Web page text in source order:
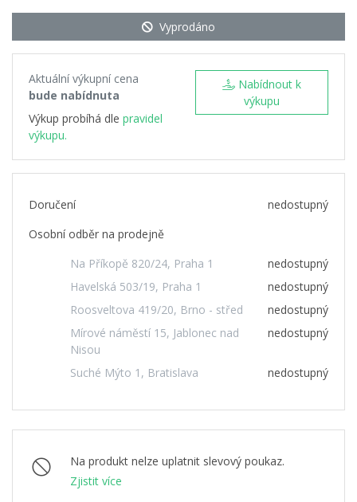
Vyprodáno
Aktuální výkupní cena
bude nabídnuta
Výkup probíhá dle pravidel
výkupu.
výkupu
Doručení
nedostupný
Osobní odběr na prodejně
Na Příkopě 820/24, Praha 1
nedostupný
Havelská 503/19, Praha 1
nedostupný
Roosveltova 419/20, Brno - střed
nedostupný
Mírové náměstí 15, Jablonec nad
Nisou
nedostupný
Suché Mýto 1, Bratislava nedostupný
Na produkt nelze uplatnit slevový poukaz.
Zjistit více